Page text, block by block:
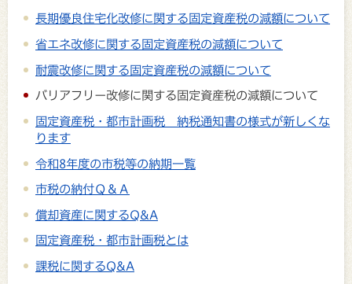
長期優良住宅化改修に関する固定資産税の減額について
省エネ改修に関する固定資産税の減額について
耐震改修に関する固定資産税の減額について
バリアフリー改修に関する固定資産税の減額について
固定資産税・都市計画税 納税通知書の様式が新しくな
ります
令和8年度の市税等の納期一覧
市税の納付Ｑ＆Ａ
償却資産に関するQ&A
固定資産税・都市計画税とは
課税に関するQ&A